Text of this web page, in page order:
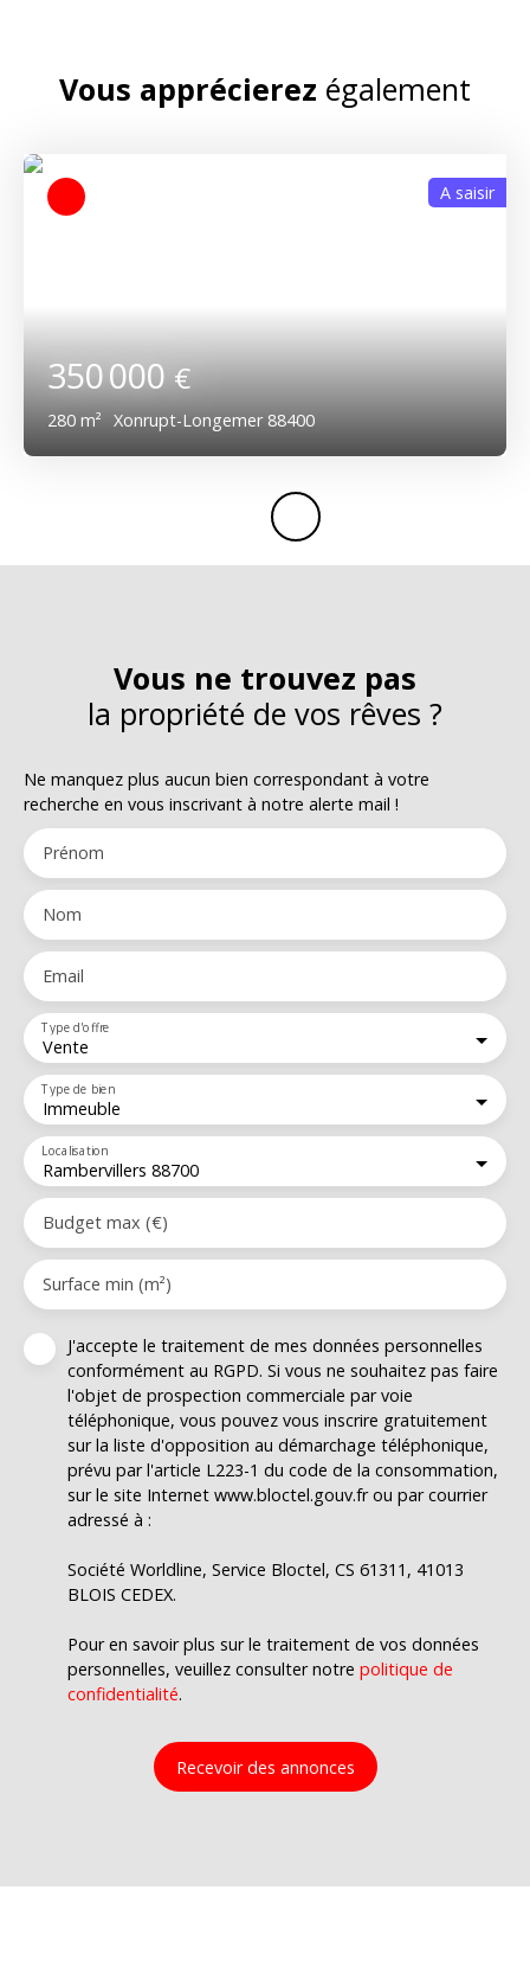
Vous apprécierez également
350 000€
280 m² Xonrupt-Longemer 88400
A saisir
Vous ne trouvez pas
la propriété de vos rêves ?
Ne manquez plus aucun bien correspondant à votre
recherche en vous inscrivant à notre alerte mail !
Prénom
Nom
Email
Vente
Type d'offre
Immeuble
Type de bien
Rambervillers 88700
Localisation
Budget max (€)
Surface min (m²)
J'accepte le traitement de mes données personnelles
conformément au RGPD. Si vous ne souhaitez pas faire
l'objet de prospection commerciale par voie
téléphonique, vous pouvez vous inscrire gratuitement
sur la liste d'opposition au démarchage téléphonique,
prévu par l'article L223-1 du code de la consommation,
sur le site Internet www.bloctel.gouv.fr ou par courrier
adressé à :
Société Worldline, Service Bloctel, CS 61311, 41013
BLOIS CEDEX.
Pour en savoir plus sur le traitement de vos données
personnelles, veuillez consulter notre politique de
confidentialité.
Recevoir des annonces